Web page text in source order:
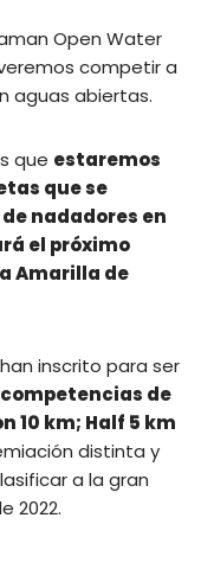
Open Water
competir a
aguas abiertas.
que estaremos
que se
nadadores en
el próximo
Amarilla de
inscrito para ser
competencias de
10 km; Half 5 km
distinta y
a la gran
2022.